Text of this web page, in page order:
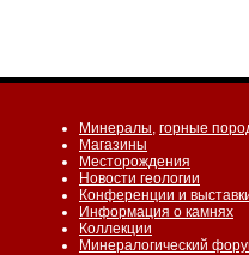
Минералы, горные
Магазины
Месторождения
Новости геологии
Конференции и
Информация о камнях
Коллекции
Минералогический